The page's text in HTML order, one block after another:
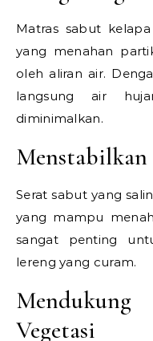
Matras sabut
yang menahan
oleh aliran air.
langsung air
diminimalkan.
Serat sabut yang
yang mampu
sangat penting
lereng yang curam.
Vegetasi